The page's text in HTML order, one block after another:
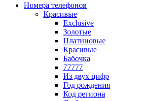
Номера телефонов
Красивые
Exclusive
Золотые
Платиновые
Красивые
Бабочка
77777
Из двух цифр
Год рождения
Код региона